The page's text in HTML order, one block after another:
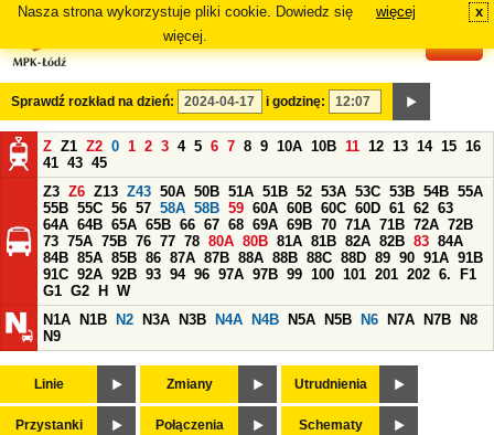
Nasza strona wykorzystuje pliki cookie. Dowiedz się
więcej.
więcej x
Sprawdź rozkład na dzień: i godzinę:
Z Z1 Z2 0 1 2 3 4 5 6 7 8 9 10A 10B 11 12 13 14 15 16
41 43 45
Z3 Z6 Z13 Z43 50A 50B 51A 51B 52 53A 53C 53B 54B 55A
55B 55C 56 57 58A 58B 59 60A 60B 60C 60D 61 62 63
64A 64B 65A 65B 66 67 68 69A 69B 70 71A 71B 72A 72B
73 75A 75B 76 77 78 80A 80B 81A 81B 82A 82B 83 84A
84B 85A 85B 86 87A 87B 88A 88B 88C 88D 89 90 91A 91B
91C 92A 92B 93 94 96 97A 97B 99 100 101 201 202 6.
F1
G1 G2 H
W
N1A
N1B N2 N3A N3B N4A N4B N5A N5B N6 N7A N7B
N8
N9
Linie Zmiany Utrudnienia
Przystanki Połączenia Schematy